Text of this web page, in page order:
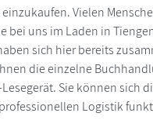
Vielen
uns im Laden in
sich hier bereits
die einzelne
Sie können sich
Logistik